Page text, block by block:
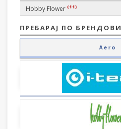
Hobby Flower (11)
ПРЕБАРАЈ ПО БРЕНДОВИ
Aero